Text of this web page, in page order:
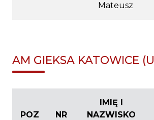
Mateusz
AM GIEKSA KATOWICE
POZ NR
IMIĘ I
NAZWISKO